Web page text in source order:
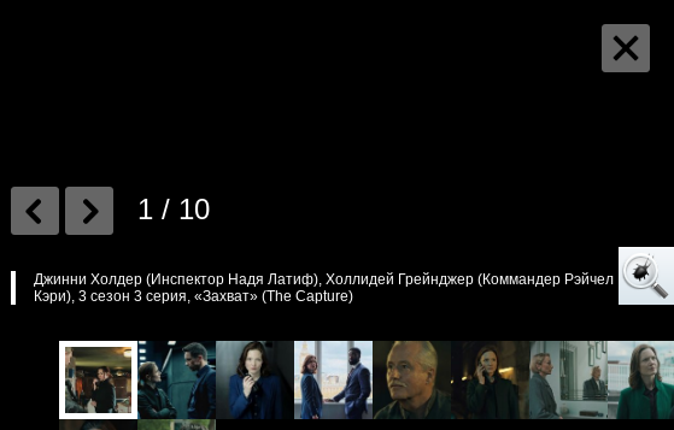
1 / 10
Джинни Холдер (Инспектор Надя Латиф), Холлидей Грейнджер (Коммандер Рэйчел
Кэри), 3 сезон 3 серия, «Захват» (The Capture)